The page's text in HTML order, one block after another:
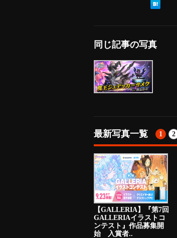
同じ記事の写真
最新写真一覧 1 2
【GALLERIA】『第7回
GALLERIAイラストコ
ンテスト』作品募集開
始 入賞者..